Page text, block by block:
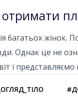
отримати
багатьох
Однак це не
і